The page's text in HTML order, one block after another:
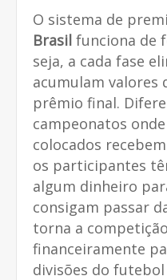
O sistema de
Brasil funciona de
seja, a cada fase
acumulam valores
prêmio final.
campeonatos
colocados
os participantes
algum dinheiro
consigam passar
torna a
financeiramente
divisões do futebol